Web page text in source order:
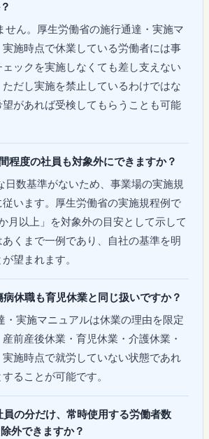
せん。厚生労働省の施行通達・実施マ
施時点で休業している労働者には事
ックを実施しなくても差し支えない
だし実施を禁止しているわけではな
があれば受検してもらうことも可能
程度の社員も対象外にできますか？
日数基準がないため、事業場の実施規
います。厚生労働省の実施規程例で
月以上」を対象外の目安として示して
くまで一例であり、自社の基準を明
望まれます。
休職も育児休業と同じ扱いですか？
・実施マニュアルは休業の理由を限定
前産後休業・育児休業・介護休業・
施時点で就労していない状態であれ
ることが可能です。
の分だけ、常時使用する労働者数
外できますか？